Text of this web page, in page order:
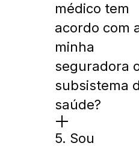
médico tem
acordo com
minha
seguradora
subsistema
saúde?
5. Sou